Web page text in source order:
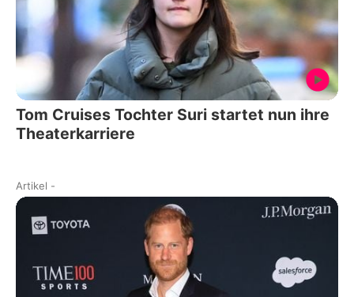
Tom Cruises Tochter Suri startet nun ihre
Theaterkarriere
Artikel -